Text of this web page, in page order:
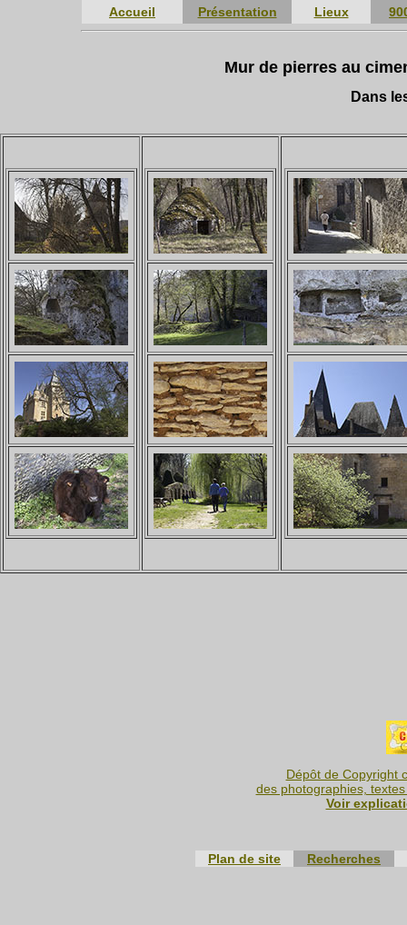
Accueil Présentation Lieux
Mur de pierres au
Dans
Dépôt de Copyright
des photographies,
Voir
Plan de site Recherches